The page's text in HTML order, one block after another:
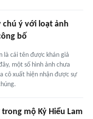
chú ý với loạt ảnh
bố
là cái tên được khán giả
một số hình ảnh chưa
cô xuất hiện nhận được sự
mộ Kỷ Hiểu Lam